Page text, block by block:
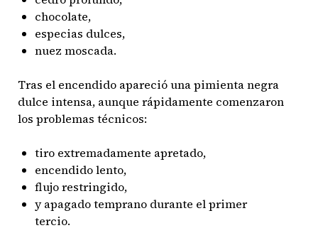
chocolate,
especias dulces,
nuez moscada.
Tras el encendido apareció una pimienta negra
dulce intensa, aunque rápidamente comenzaron
los problemas técnicos:
tiro extremadamente apretado,
encendido lento,
flujo restringido,
y apagado temprano durante el primer
tercio.